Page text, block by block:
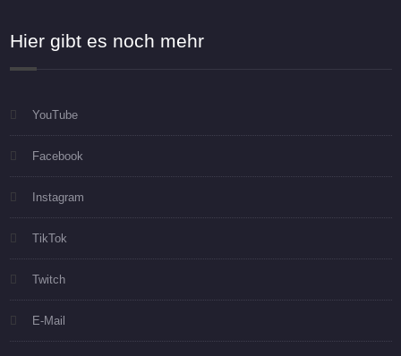
Hier gibt es noch mehr
YouTube
Facebook
Instagram
TikTok
Twitch
E-Mail